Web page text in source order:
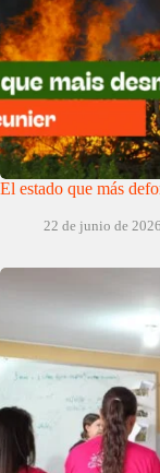
El estado que más
22 de junio de 2026